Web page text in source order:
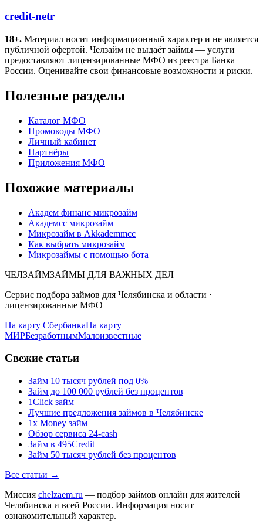
credit-netr
18+. Материал носит информационный характер и не является
публичной офертой. Челзайм не выдаёт займы — услуги
предоставляют лицензированные МФО из реестра Банка
России. Оценивайте свои финансовые возможности и риски.
Полезные разделы
Каталог МФО
Промокоды МФО
Личный кабинет
Партнёры
Приложения МФО
Похожие материалы
Академ финанс микрозайм
Академсс микрозайм
Микрозайм в Akkademmcc
Как выбрать микрозайм
Микрозаймы с помощью бота
ЧЕЛЗАЙМЗАЙМЫ ДЛЯ ВАЖНЫХ ДЕЛ
Сервис подбора займов для Челябинска и области ·
лицензированные МФО
На карту СбербанкаНа карту
МИРБезработнымМалоизвестные
Свежие статьи
Займ 10 тысяч рублей под 0%
Займ до 100 000 рублей без процентов
1Click займ
Лучшие предложения займов в Челябинске
1x Money займ
Обзор сервиса 24-cash
Займ в 495Credit
Займ 50 тысяч рублей без процентов
Все статьи →
Миссия chelzaem.ru — подбор займов онлайн для жителей
Челябинска и всей России. Информация носит
ознакомительный характер.